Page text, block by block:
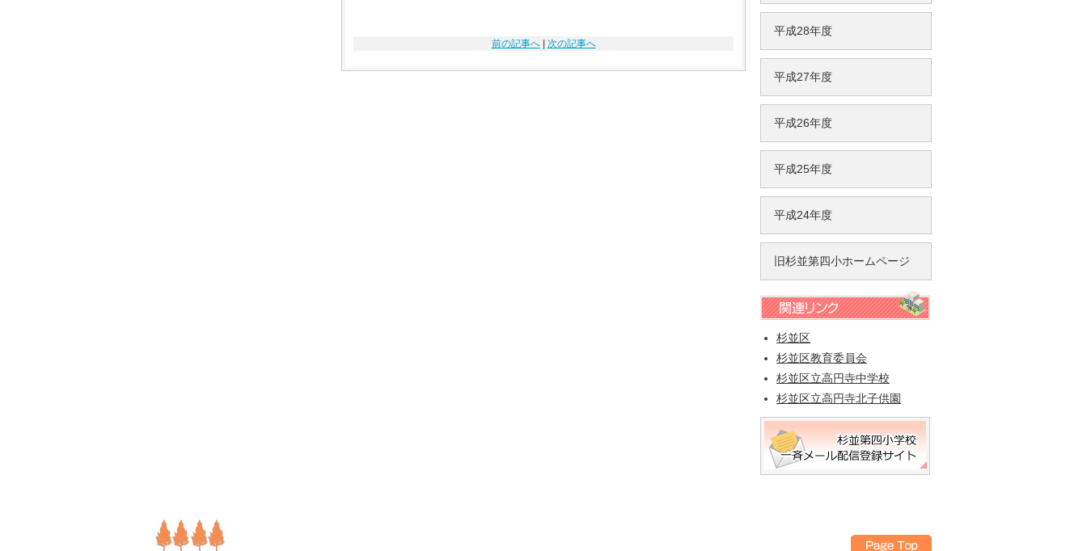
前の記事へ| 次の記事へ
平成28年度
平成27年度
平成26年度
平成25年度
平成24年度
旧杉並第四小ホームページ
杉並区
杉並区教育委員会
杉並区立高円寺中学校
杉並区立高円寺北子供園